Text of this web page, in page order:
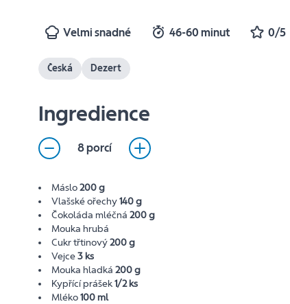
Velmi snadné 46-60 minut 0/5
Česká Dezert
Ingredience
8 porcí
Máslo200 g
Vlašské ořechy140 g
Čokoláda mléčná200 g
Mouka hrubá
Cukr třtinový200 g
Vejce3 ks
Mouka hladká200 g
Kypřící prášek1/2 ks
Mléko100 ml